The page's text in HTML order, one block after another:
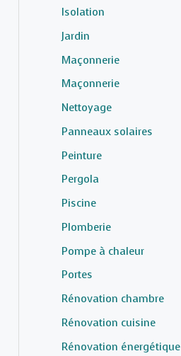
Isolation
Jardin
Maçonnerie
Maçonnerie
Nettoyage
Panneaux solaires
Peinture
Pergola
Piscine
Plomberie
Pompe à chaleur
Portes
Rénovation chambre
Rénovation cuisine
Rénovation énergétique